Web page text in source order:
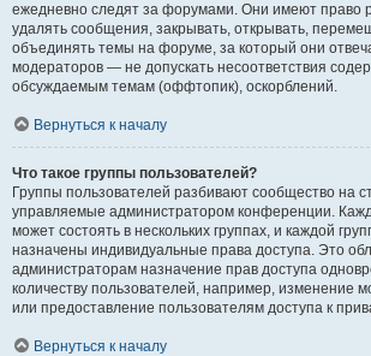
ежедневно следят за форумами. Они имеют право
удалять сообщения, закрывать, открывать,
объединять темы на форуме, за который они
модераторов — не допускать несоответствия
обсуждаемым темам (оффтопик), оскорблений.
Вернуться к началу
Что такое группы пользователей?
Группы пользователей разбивают сообщество на
управляемые администратором конференции.
может состоять в нескольких группах, и каждой
назначены индивидуальные права доступа. Это
администраторам назначение прав доступа
количеству пользователей, например, изменение
или предоставление пользователям доступа к
Вернуться к началу